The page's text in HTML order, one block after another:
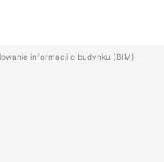
informacji o budynku (BIM)